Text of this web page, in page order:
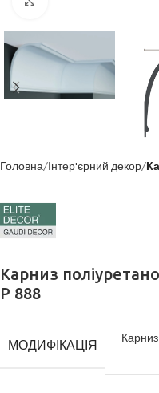
Головна Інтер'єрний декор
Карниз
P 888
МОДИФІКАЦІЯ